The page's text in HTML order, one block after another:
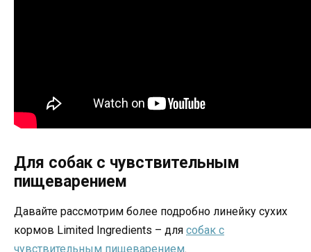
Для собак с чувствительным
пищеварением
Давайте рассмотрим более подробно линейку сухих
кормов Limited Ingredients – для собак с
чувствительным пищеварением.